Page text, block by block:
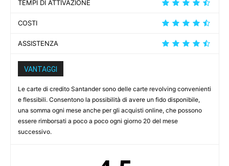
TEMPI DI ATTIVAZIONE
COSTI
ASSISTENZA
VANTAGGI
Le carte di credito Santander sono delle carte revolving convenienti
e flessibili. Consentono la possibilità di avere un fido disponibile,
una somma ogni mese anche per gli acquisti online, che possono
essere rimborsati a poco a poco ogni giorno 20 del mese
successivo.